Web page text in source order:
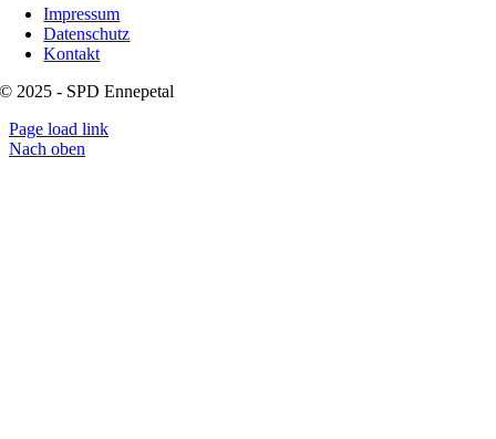
Impressum
Datenschutz
Kontakt
© 2025 - SPD Ennepetal
Page load link
Nach oben